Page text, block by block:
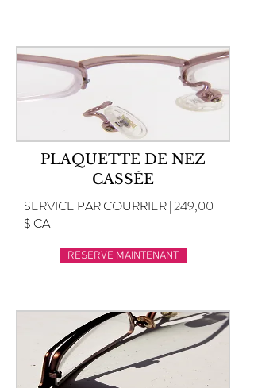
PLAQUETTE DE NEZ
CASSÉE
SERVICE PAR COURRIER | 249,00
$ CA
RESERVE MAINTENANT